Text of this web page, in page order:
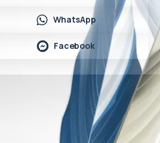
WhatsApp
Facebook